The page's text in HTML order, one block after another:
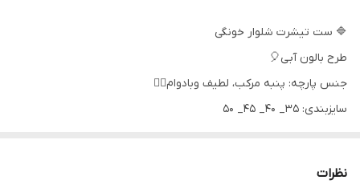
🔷 ست تیشرت شلوار خونگی
طرح بالون آبی🎈
جنس پارچه: پنبه مرکب، لطیف وبادوام👌🏻
سایزبندی: ۳۵_ ۴۰_ ۴۵_ ۵۰ ⠀
نظرات